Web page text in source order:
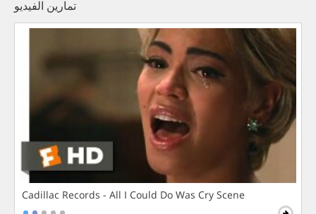
تمارين الفيديو
Cadillac Records - All I Could Do Was Cry Scene